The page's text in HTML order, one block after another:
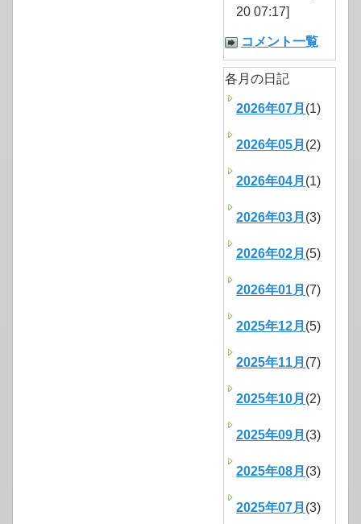
20 07:17]
コメント一覧
各月の日記
2026年07月 (1)
2026年05月 (2)
2026年04月 (1)
2026年03月 (3)
2026年02月 (5)
2026年01月 (7)
2025年12月 (5)
2025年11月 (7)
2025年10月 (2)
2025年09月 (3)
2025年08月 (3)
2025年07月 (3)